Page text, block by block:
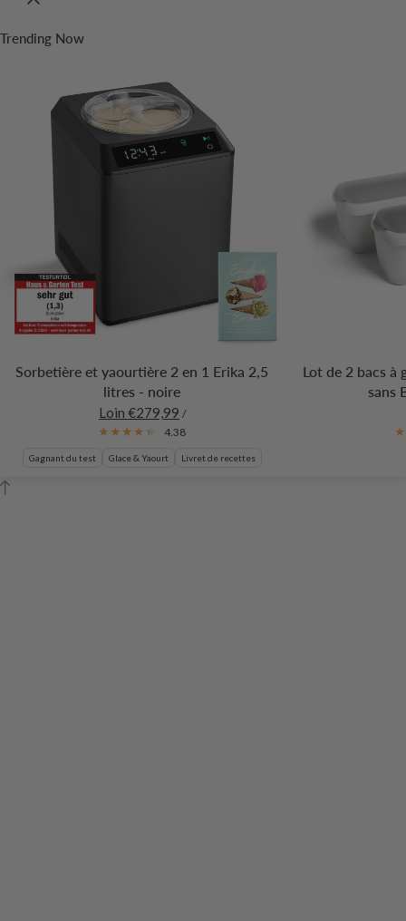
Trending Now
Sorbetière et yaourtière 2 en 1 Erika 2,5
litres - noire
Loin €279,99 /
4.38
Gagnant du test Glace & Yaourt Livret de recettes
Lot de 2 bacs à
sans